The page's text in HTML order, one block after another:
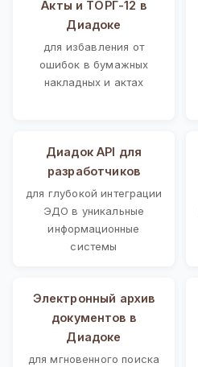
Акты и ТОРГ-12 в
Диадоке
для избавления от
ошибок в бумажных
накладных и актах
Диадок API для
разработчиков
для глубокой интеграции
ЭДО в уникальные
информационные
системы
Электронный архив
документов в
Диадоке
для мгновенного поиска